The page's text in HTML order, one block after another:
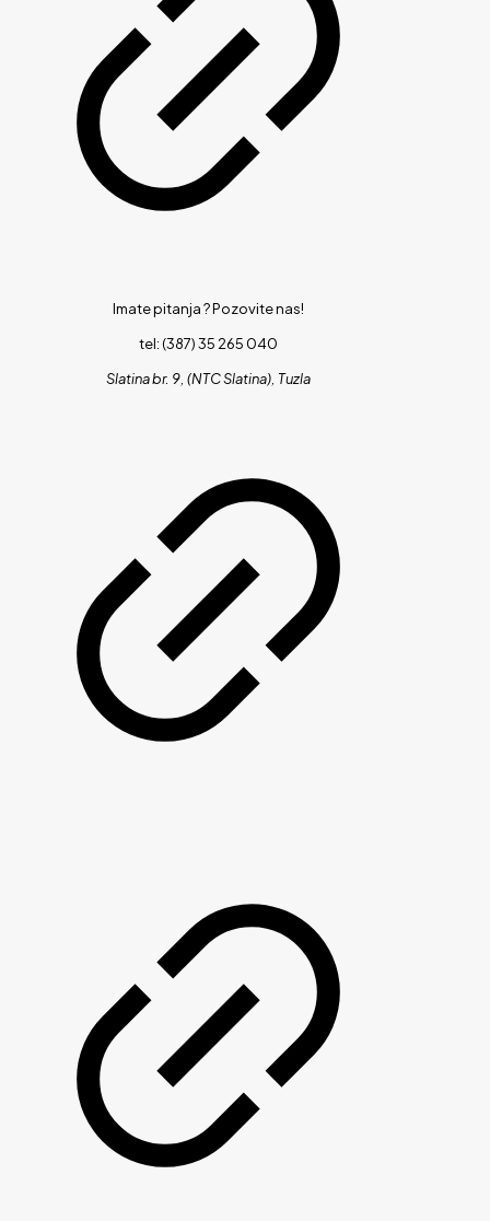
Imate pitanja ?Pozovite nas!
tel: (387) 35 265 040
Slatina br. 9, (NTC Slatina), Tuzla